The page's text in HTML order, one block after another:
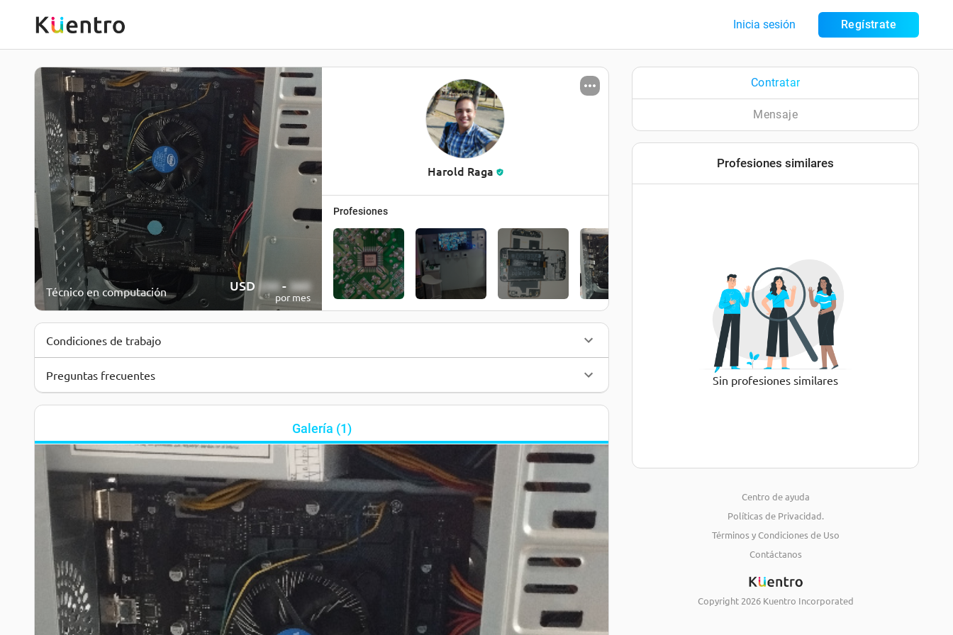
Inicia sesión Regístrate
Técnico en computación USD250- 360
por mes
Harold Raga
Profesiones
Condiciones de trabajo
Preguntas frecuentes
Galería (1)
Contratar
Mensaje
Profesiones similares
Sin profesiones similares
Centro de ayuda
Políticas de Privacidad.
Términos y Condiciones de Uso
Contáctanos
Copyright 2026 Kuentro Incorporated